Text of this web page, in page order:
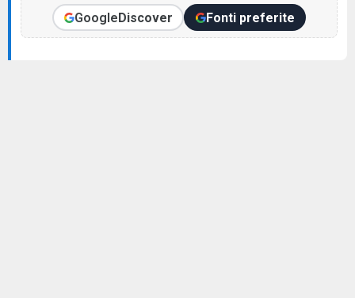
GoogleDiscover Fonti preferite